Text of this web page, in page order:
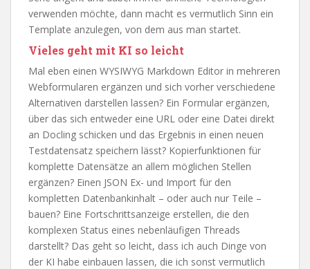
verwenden möchte, dann macht es vermutlich Sinn ein
Template anzulegen, von dem aus man startet.
Vieles geht mit KI so leicht
Mal eben einen WYSIWYG Markdown Editor in mehreren
Webformularen ergänzen und sich vorher verschiedene
Alternativen darstellen lassen? Ein Formular ergänzen,
über das sich entweder eine URL oder eine Datei direkt
an Docling schicken und das Ergebnis in einen neuen
Testdatensatz speichern lässt? Kopierfunktionen für
komplette Datensätze an allem möglichen Stellen
ergänzen? Einen JSON Ex- und Import für den
kompletten Datenbankinhalt – oder auch nur Teile –
bauen? Eine Fortschrittsanzeige erstellen, die den
komplexen Status eines nebenläufigen Threads
darstellt? Das geht so leicht, dass ich auch Dinge von
der KI habe einbauen lassen, die ich sonst vermutlich